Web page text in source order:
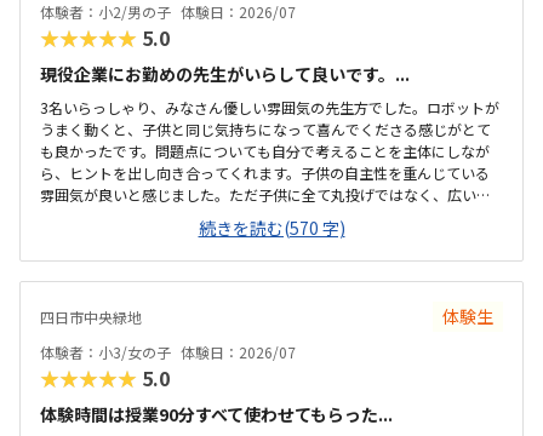
体験者：小2/男の子 体験日：2026/07
★★★★★ 5.0
現役企業にお勤めの先生がいらして良いです。...
3名いらっしゃり、みなさん優しい雰囲気の先生方でした。ロボットが
うまく動くと、子供と同じ気持ちになって喜んでくださる感じがとて
も良かったです。問題点についても自分で考えることを主体にしなが
ら、ヒントを出し向き合ってくれます。子供の自主性を重んじている
雰囲気が良いと感じました。ただ子供に全て丸投げではなく、広い机
の上に「教科書とキットをどこに置いたらやりやすいかな？」と声を
かけてくださり、そこから自分で考えていました。ロボット作りもヒ
ントをいただきながら、自分で教科書を読んで作り上げていました。
駅近くですが、静かな環境です。急な坂道があるので、暑い夏など、重
できました。入室したら必ず手を洗うルールも良いです。教室にある
教科書などもきちんと整理整頓されています。キット代が兄弟割引で
半額になりました。入会金も無料に。欲を言えば、...
続きを読む(570 字)
四日市中央緑地 体験生
体験者：小3/女の子 体験日：2026/07
★★★★★ 5.0
体験時間は授業90分すべて使わせてもらった...